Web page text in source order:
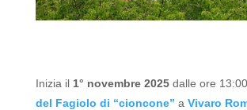
Inizia il 1° novembre 2025 dalle ore
del Fagiolo di “cioncone” a Vivaro